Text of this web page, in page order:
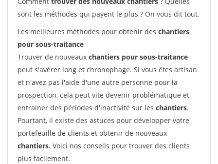
sont les méthodes qui payent le plus ? On vous dit tout.
Les meilleures méthodes pour obtenir des chantiers
pour sous-traitance
Trouver de nouveaux chantiers pour sous-traitance
peut s'avérer long et chronophage. Si vous êtes artisan
et n'avez pas l'aide d'une autre personne pour la
prospection, cela peut vite devenir problématique et
entrainer des périodes d'inactivité sur les chantiers.
Pourtant, il existe des astuces pour développer votre
portefeuille de clients et obtenir de nouveaux
chantiers. Voici nos conseils pour trouver des clients
plus facilement.